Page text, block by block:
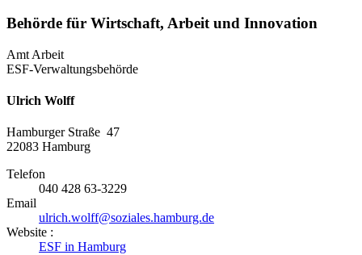
Behörde für Wirtschaft, Arbeit und Innovation
Amt Arbeit
ESF-Verwaltungsbehörde
Ulrich Wolff
Hamburger Straße 47
22083 Hamburg
Telefon
040 428 63-3229
Email
ulrich.wolff@soziales.hamburg.de
Website :
ESF in Hamburg